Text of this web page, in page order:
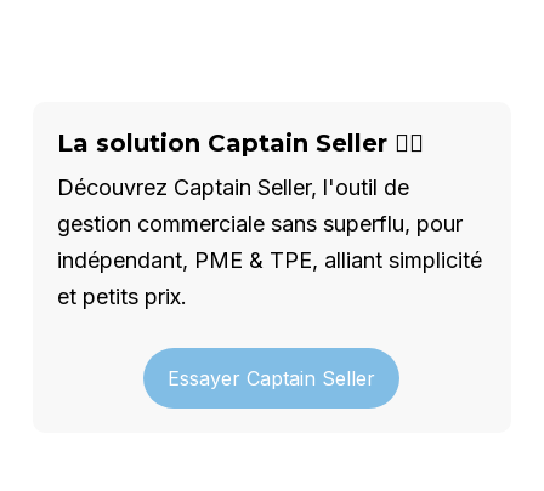
La solution Captain Seller 🦸‍♂️
Découvrez Captain Seller, l'outil de
gestion commerciale sans superflu, pour
indépendant, PME & TPE, alliant simplicité
et petits prix.
Essayer Captain Seller